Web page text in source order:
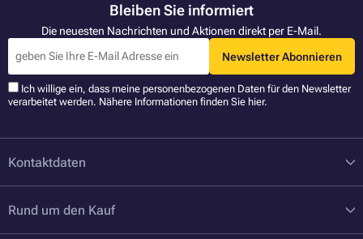
Bleiben Sie informiert
Die neuesten Nachrichten und Aktionen direkt per E-Mail.
Newsletter Abonnieren
Ich willige ein, dass meine personenbezogenen Daten für den Newsletter
verarbeitet werden. Nähere Informationen finden Sie hier.
Kontaktdaten
Rund um den Kauf